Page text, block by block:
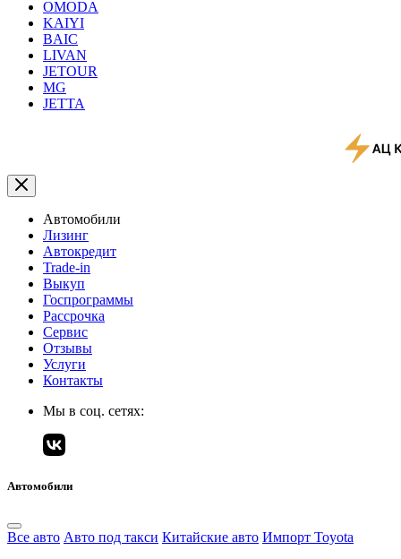
OMODA
KAIYI
BAIC
LIVAN
JETOUR
MG
JETTA
Автомобили
Лизинг
Автокредит
Trade-in
Выкуп
Госпрограммы
Рассрочка
Сервис
Отзывы
Услуги
Контакты
Мы в соц. сетях:
Автомобили
Все авто Авто под такси Китайские авто Импорт Toyota